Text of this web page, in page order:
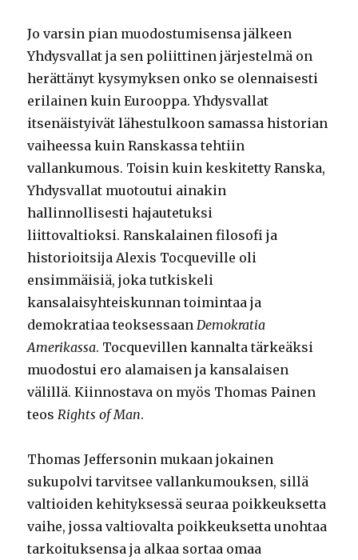
Jo varsin pian muodostumisensa jälkeen
Yhdysvallat ja sen poliittinen järjestelmä on
herättänyt kysymyksen onko se olennaisesti
erilainen kuin Eurooppa. Yhdysvallat
itsenäistyivät lähestulkoon samassa historian
vaiheessa kuin Ranskassa tehtiin
vallankumous. Toisin kuin keskitetty Ranska,
Yhdysvallat muotoutui ainakin
hallinnollisesti hajautetuksi
liittovaltioksi. Ranskalainen filosofi ja
historioitsija Alexis Tocqueville oli
ensimmäisiä, joka tutkiskeli
kansalaisyhteiskunnan toimintaa ja
demokratiaa teoksessaan Demokratia
Amerikassa. Tocquevillen kannalta tärkeäksi
muodostui ero alamaisen ja kansalaisen
välillä. Kiinnostava on myös Thomas Painen
teos Rights of Man.
Thomas Jeffersonin mukaan jokainen
sukupolvi tarvitsee vallankumouksen, sillä
valtioiden kehityksessä seuraa poikkeuksetta
vaihe, jossa valtiovalta poikkeuksetta unohtaa
tarkoituksensa ja alkaa sortaa omaa